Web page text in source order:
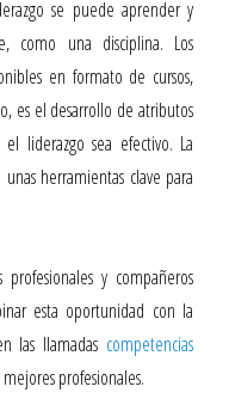
se puede aprender y
como una disciplina. Los
en formato de cursos,
es el desarrollo de atributos
liderazgo sea efectivo. La
herramientas clave para
y compañeros
esta oportunidad con la
las llamadas competencias
profesionales.